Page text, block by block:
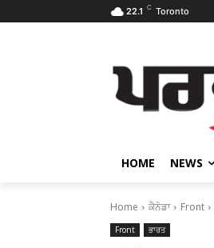
22.1 C Toronto
HOME NEWS
Home ਕੈਨੇਡਾ Front
Front ਭਾਰਤ